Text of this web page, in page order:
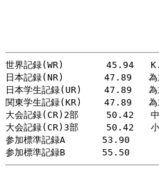
世界記録(WR)    　  45.94
日本記録(NR)    　　47.89
日本学生記録(UR)    47.89
関東学生記録(KR)    47.89
大会記録(CR)2部     50.42   中
大会記録(CR)3部     50.42   小
参加標準記録A     　53.90